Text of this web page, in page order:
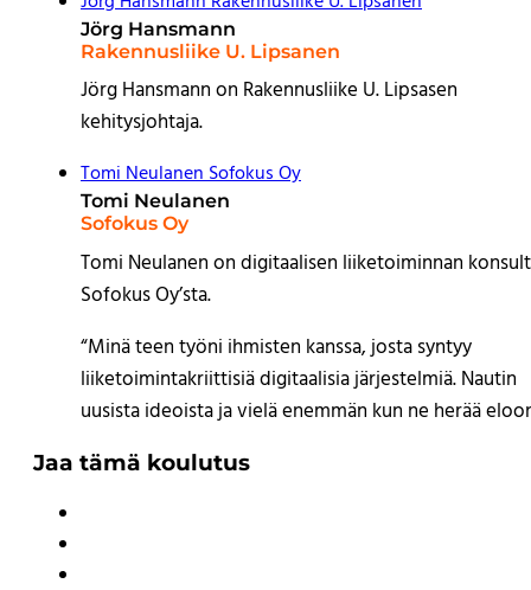
Jörg Hansmann
Rakennusliike U. Lipsanen
Jörg Hansmann on Rakennusliike U. Lipsasen
kehitysjohtaja.
Tomi NeulanenSofokus Oy
Tomi Neulanen
Sofokus Oy
Tomi Neulanen on digitaalisen liiketoiminnan
Sofokus Oy’sta.
“Minä teen työni ihmisten kanssa, josta syntyy
liiketoimintakriittisiä digitaalisia järjestelmiä. Nautin
uusista ideoista ja vielä enemmän kun ne herää
Jaa tämä koulutus